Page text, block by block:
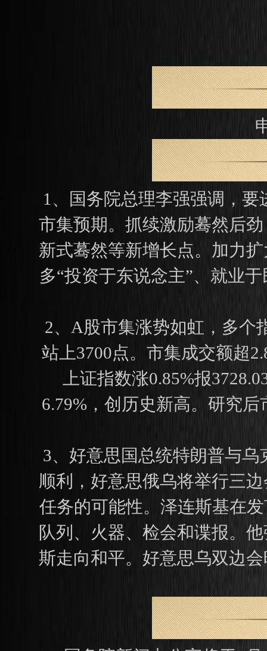
1、国务院总理李强强调，
市集预期。抓续激励蓦然后
新式蓦然等新增长点。加力
多“投资于东说念主”、就业
2、A股市集涨势如虹，多个
站上3700点。市集成交额超
上证指数涨0.85%报
6.79%，创历史新高。研究
3、好意思国总统特朗普与
顺利，好意思俄乌将举行三
任务的可能性。泽连斯基在
队列、火器、检会和谍报。
斯走向和平。好意思乌双边